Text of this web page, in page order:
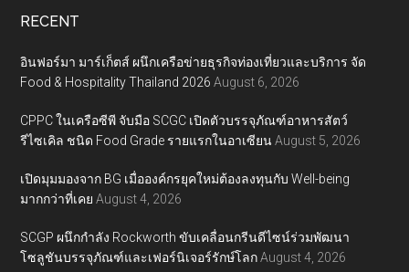
RECENT
อินฟอร์มา มาร์เก็ตส์ ผนึกเครือข่ายธุรกิจท่องเที่ยวและบริการ จัด
Food & Hospitality Thailand 2026 August 6, 2026
CPPC ในเครือซีพี จับมือ SCGC เปิดตัวบรรจุภัณฑ์อาหารสัตว์
รีไซเคิล ชนิด Food Grade รายแรกในอาเซียน August 5, 2026
เปิดมุมมองจาก BG เมื่อองค์กรยุคใหม่ต้องลงทุนกับ Well-being
มากกว่าที่เคย August 4, 2026
SCGP ผนึกกำลัง Rockworth ขับเคลื่อนกรีนดีไซน์ร่วมพัฒนา
โซลูชันบรรจุภัณฑ์และเฟอร์นิเจอร์รักษ์โลก August 4, 2026